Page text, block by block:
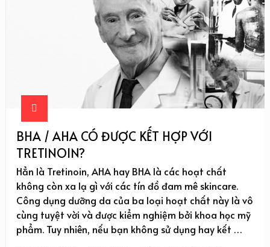
BHA / AHA CÓ ĐƯỢC KẾT HỢP VỚI
TRETINOIN?
Hẳn là Tretinoin, AHA hay BHA là các hoạt chất
không còn xa lạ gì với các tín đồ đam mê skincare.
Công dụng dưỡng da của ba loại hoạt chất này là vô
cùng tuyệt vời và được kiểm nghiệm bởi khoa học mỹ
phẩm. Tuy nhiên, nếu bạn không sử dụng hay kết …